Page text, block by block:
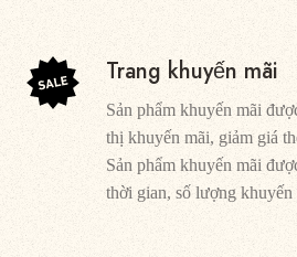
Trang khuyến mãi
Sản phẩm khuyến mãi
thị khuyến mãi, giảm giá
Sản phẩm khuyến mãi
thời gian, số lượng khuyến